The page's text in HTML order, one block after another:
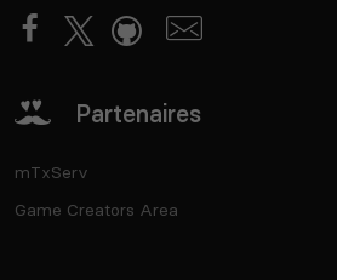
Partenaires
mTxServ
Game Creators Area